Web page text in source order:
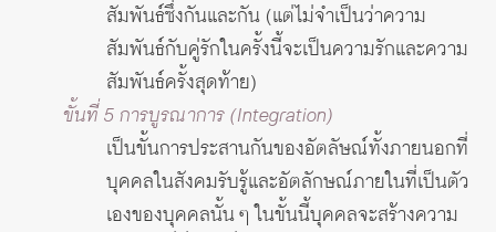
สัมพันธ์ซึ่งกันและกัน (แต่ไม่จำเป็นว่าความ
สัมพันธ์กับคู่รักในครั้งนี้จะเป็นความรักและความ
สัมพันธ์ครั้งสุดท้าย)
ขั้นที่ 5 การบูรณาการ (Integration)
เป็นขั้นการประสานกันของอัตลัษณ์ทั้งภายนอกที่
บุคคลในสังคมรับรู้และอัตลักษณ์ภายในที่เป็นตัว
เองของบุคคลนั้น ๆ ในขั้นนี้บุคคลจะสร้างความ